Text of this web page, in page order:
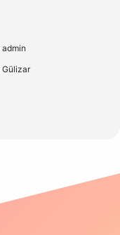
admin
Gülizar